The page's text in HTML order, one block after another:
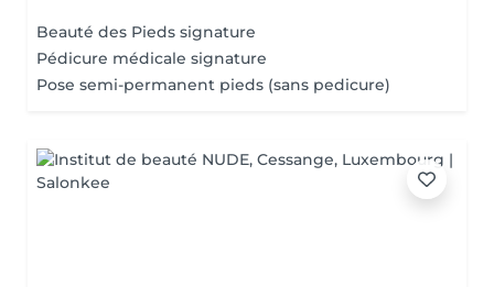
Beauté des Pieds signature
Pédicure médicale signature
Pose semi-permanent pieds (sans pedicure)